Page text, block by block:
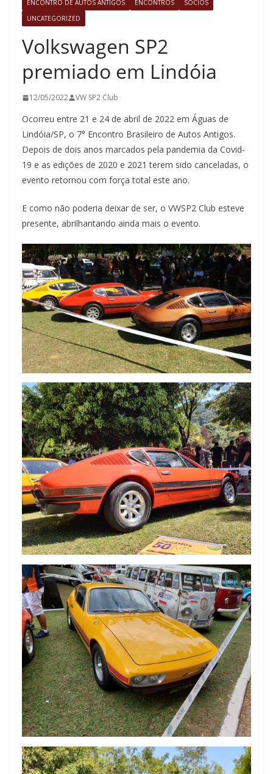
ENCONTRO DE AUTOS ANTIGOS ENCONTROS
SÓCIOS
UNCATEGORIZED
Volkswagen SP2
premiado em Lindóia
12/05/2022 VW SP2 Club
Ocorreu entre 21 e 24 de abril de 2022 em Águas de
Lindóia/SP, o 7° Encontro Brasileiro de Autos Antigos.
Depois de dois anos marcados pela pandemia da Covid-
19 e as edições de 2020 e 2021 terem sido canceladas, o
evento retornou com força total este ano.
E como não poderia deixar de ser, o VWSP2 Club esteve
presente, abrilhantando ainda mais o evento.